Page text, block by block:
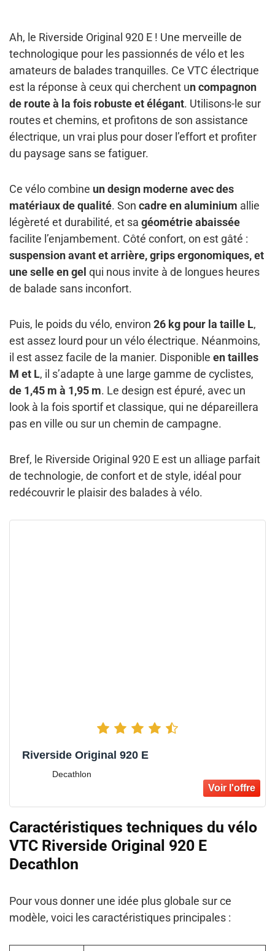
Ah, le Riverside Original 920 E ! Une merveille de
technologique pour les passionnés de vélo et les
amateurs de balades tranquilles. Ce VTC électrique
est la réponse à ceux qui cherchent un compagnon
de route à la fois robuste et élégant. Utilisons-le sur
routes et chemins, et profitons de son assistance
électrique, un vrai plus pour doser l’effort et profiter
du paysage sans se fatiguer.
Ce vélo combine un design moderne avec des
matériaux de qualité. Son cadre en aluminium allie
légèreté et durabilité, et sa géométrie abaissée
facilite l’enjambement. Côté confort, on est gâté :
suspension avant et arrière, grips ergonomiques, et
une selle en gel qui nous invite à de longues heures
de balade sans inconfort.
Puis, le poids du vélo, environ 26 kg pour la taille L,
est assez lourd pour un vélo électrique. Néanmoins,
il est assez facile de la manier. Disponible en tailles
M et L, il s’adapte à une large gamme de cyclistes,
de 1,45 m à 1,95 m. Le design est épuré, avec un
look à la fois sportif et classique, qui ne dépareillera
pas en ville ou sur un chemin de campagne.
Bref, le Riverside Original 920 E est un alliage parfait
de technologie, de confort et de style, idéal pour
redécouvrir le plaisir des balades à vélo.
Riverside Original 920 E
Decathlon
Caractéristiques techniques du vélo
VTC Riverside Original 920 E
Decathlon
Pour vous donner une idée plus globale sur ce
modèle, voici les caractéristiques principales :